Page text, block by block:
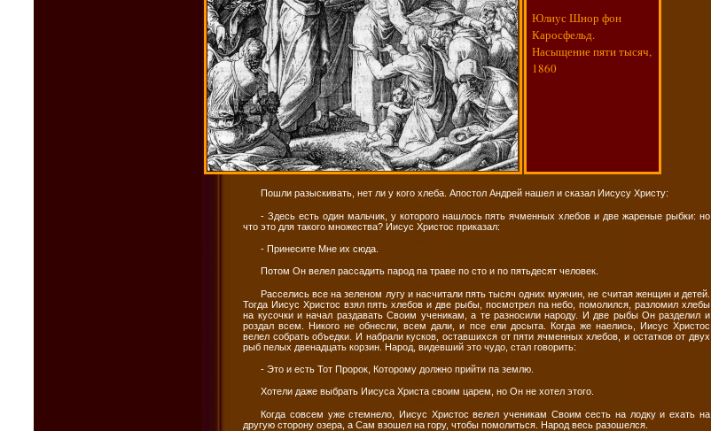
Юлиус Шнор фон
Каросфельд.
Насыщение пяти тысяч,
1860
Пошли разыскивать, нет ли у кого хлеба. Апостол Андрей нашел и сказал Иисусу Христу:
- Здесь есть один мальчик, у которого нашлось пять ячменных хлебов и две жареные рыбки: но
что это для такого множества? Иисус Христос приказал:
- Принесите Мне их сюда.
Потом Он велел рассадить парод па траве по сто и по пятьдесят человек.
Расселись все на зеленом лугу и насчитали пять тысяч одних мужчин, не считая женщин и детей.
Тогда Иисус Христос взял пять хлебов и две рыбы, посмотрел па небо, помолился, разломил хлебы
на кусочки и начал раздавать Своим ученикам, а те разносили народу. И две рыбы Он разделил и
роздал всем. Никого не обнесли, всем дали, и псе ели досыта. Когда же наелись, Иисус Христос
велел собрать объедки. И набрали кусков, оставшихся от пяти ячменных хлебов, и остатков от двух
рыб пелых двенадцать корзин. Народ, видевший это чудо, стал говорить:
- Это и есть Тот Пророк, Которому должно прийти па землю.
Хотели даже выбрать Иисуса Христа своим царем, но Он не хотел этого.
Когда совсем уже стемнело, Иисус Христос велел ученикам Своим сесть на лодку и ехать на
другую сторону озера, а Сам взошел на гору, чтобы помолиться. Народ весь разошелся.